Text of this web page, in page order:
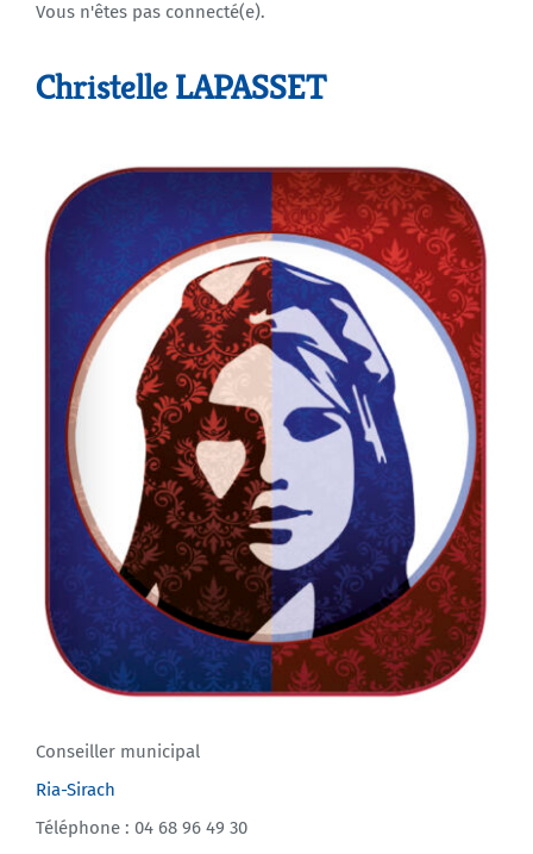
Agenda
Vous n'êtes pas connecté(e).
Christelle LAPASSET
Conseiller municipal
Ria-Sirach
Téléphone : 04 68 96 49 30